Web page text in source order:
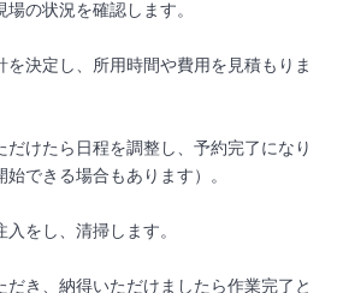
の状況を確認します。
を決定し、所用時間や費用を見積もりま
だけたら日程を調整し、予約完了になり
できる場合もあります）。
をし、清掃します。
だき、納得いただけましたら作業完了と